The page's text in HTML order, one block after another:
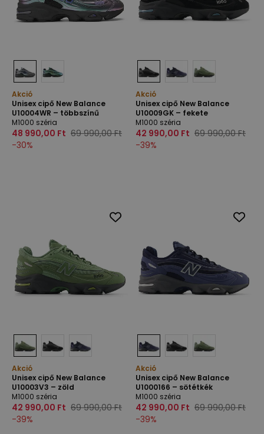
Akció
Unisex cipő New Balance
U10004WR – többszínű
M1000 széria
48 990,00 Ft 69 990,00 Ft
-30%
Akció
Unisex cipő New Balance
U10009GK – fekete
M1000 széria
42 990,00 Ft 69 990,00 Ft
-39%
Akció
Unisex cipő New Balance
U10003V3 – zöld
M1000 széria
42 990,00 Ft 69 990,00 Ft
-39%
Akció
Unisex cipő New Balance
U1000166 – sötétkék
M1000 széria
42 990,00 Ft 69 990,00 Ft
-39%